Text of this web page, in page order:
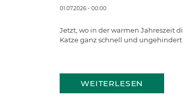
01.07.2026 - 00:00
Jetzt, wo in der warmen Jahreszeit
Katze ganz schnell und ungehindert
WEITERLESEN